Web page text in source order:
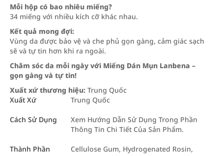
Mỗi hộp có bao nhiêu miếng?
34 miếng với nhiều kích cỡ khác nhau.
Kết quả mong đợi:
Vùng da được bảo vệ và che phủ gọn gàng, cảm giác sạch
sẽ và tự tin hơn khi ra ngoài.
Chăm sóc da mỗi ngày với Miếng Dán Mụn Lanbena –
gọn gàng và tự tin!
Xuất xứ thương hiệu: Trung Quốc
Xuất Xứ
Trung Quốc
Cách Sử Dụng
Xem Hướng Dẫn Sử Dụng Trong Phần
Thông Tin Chi Tiết Của Sản Phẩm.
Thành Phần
Cellulose Gum, Hydrogenated Rosin,